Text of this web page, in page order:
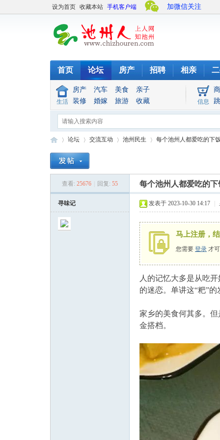
设为首页 收藏本站 手机客户端
首页 论坛 房产 招聘 相亲
生活
房产 汽车 美食
亲子
装修
婚嫁 旅游 收藏 信息
加微信关注
论坛
›
交流互动
›
池州民生
›
每个池州人都爱吃的下
查看: 25676 回复: 55 每个池州人都爱吃的
寻味记 发表于 2023-10-30 14:17
马上注册，
您需要 登录 才
人的记忆大多是从吃
的迷恋。单讲这“粑”
家乡的美食何其多。
金搭档。